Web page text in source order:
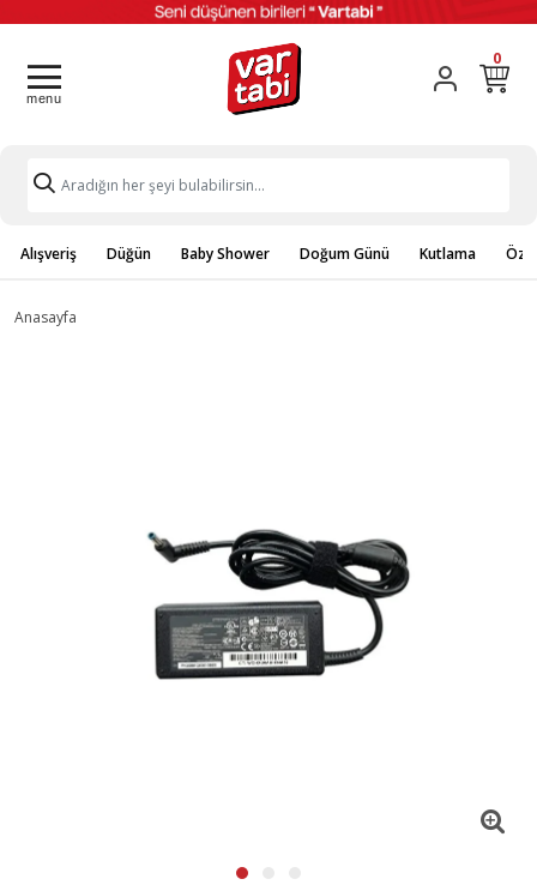
0
Alışveriş Düğün Baby Shower Doğum Günü Kutlama
Anasayfa